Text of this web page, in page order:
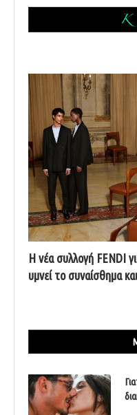
Η νέα συλλογή FENDI
υμνεί το συναίσθημα